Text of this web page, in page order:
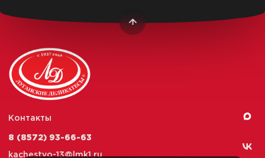
Контакты
8 (8572) 93-66-63
kachestvo-13@lmk1.ru